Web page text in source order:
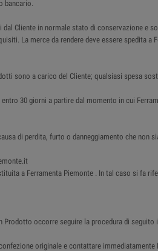
bancario.
Cliente in normale stato di conservazione e
La merce da rendere deve essere spedita a
sono a carico del Cliente; qualsiasi spesa
30 giorni a partire dal momento in cui
di perdita, furto o danneggiamento che non
a Ferramenta Piemonte . In tal caso si fa
occorre seguire la procedura di seguito
originale e contattare